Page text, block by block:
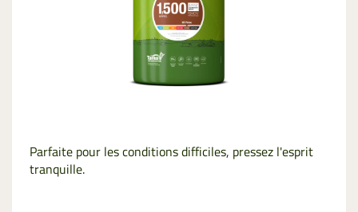
Parfaite pour les conditions difficiles, pressez l'esprit
tranquille.